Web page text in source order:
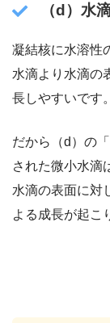
（d）水
凝結核に水溶性
水滴より水滴の
長しやすいです。
だから（d）の
された微小水滴
水滴の表面に対
よる成長が起こ